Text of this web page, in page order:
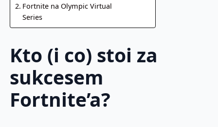
Fortnite na Olympic Virtual
Series
Kto (i co) stoi za
sukcesem
Fortnite’a?